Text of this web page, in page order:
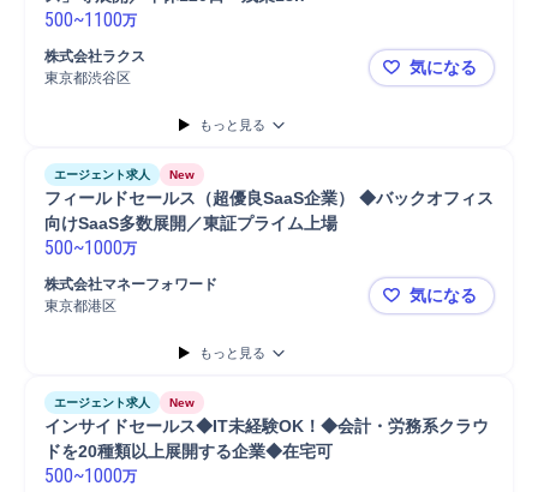
500~1100万
株式会社ラクス
東京都渋谷区
【業界未経
気になる
もっと見る
エージェント求人 New
フィールドセールス（超優良SaaS企業） ◆バックオフィス
500~1000万
株式会社マネーフォワード
東京都港区
フィールド
気になる
もっと見る
エージェント求人 New
インサイドセールス◆IT未経験OK！◆会計・労務系クラウ
500~1000万